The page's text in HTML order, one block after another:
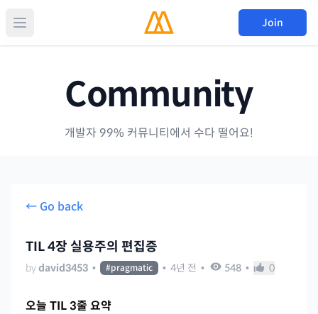
Join
Community
개발자 99% 커뮤니티에서 수다 떨어요!
← Go back
TIL 4장 실용주의 편집증
bydavid3453 • #pragmatic • 4년 전 • 548 • 0
오늘 TIL 3줄 요약